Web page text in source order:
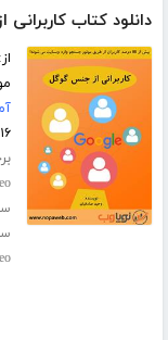
دانلود کتاب
از:
۱۶ صفحه